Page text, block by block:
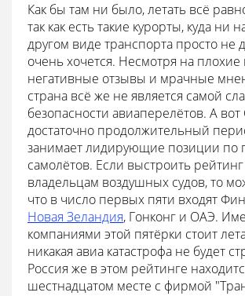
Как бы там ни было, летать всё
так как есть такие курорты, куда ни
другом виде транспорта просто не
очень хочется. Несмотря на
негативные отзывы и мрачные
страна всё же не является самой
безопасности авиаперелётов. А
достаточно продолжительный
занимает лидирующие позиции по
самолётов. Если выстроить
владельцам воздушных судов, то
что в число первых пяти входят
Новая Зеландия, Гонконг и ОАЭ.
компаниями этой пятёрки стоит
никакая авиа катастрофа не будет
Россия же в этом рейтинге
шестнадцатом месте с фирмой